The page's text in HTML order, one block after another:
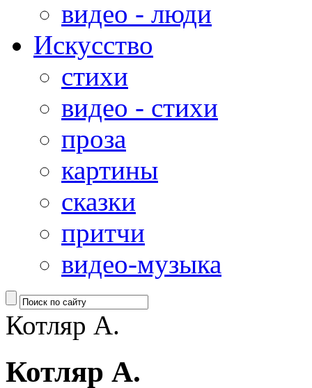
видео - люди
Искусство
стихи
видео - стихи
проза
картины
сказки
притчи
видео-музыка
Котляр А.
Котляр А.